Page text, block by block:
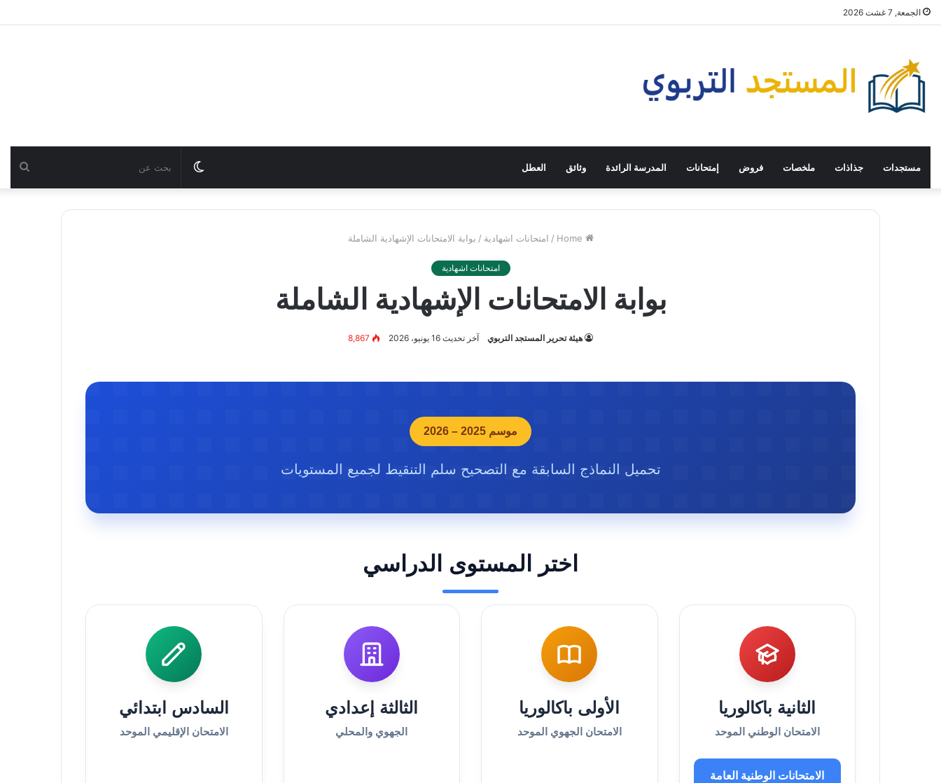
الجمعة, 7 غشت 2026
مستجدات جذاذات ملخصات فروض إمتحانات المدرسة الرائدة وثائق العطل بحث Switch
skin
/ امتحانات اشهادية / بوابة الامتحانات الإشهادية الشاملة
امتحانات اشهادية
بوابة الامتحانات الإشهادية الشاملة
هيئة تحرير المستجد التربوي آخر تحديث 16 يونيو، 2026 8,867
موسم 2025 – 2026
تحميل النماذج السابقة مع التصحيح سلم التنقيط لجميع المستويات
اختر المستوى الدراسي
الثانية باكالوريا
الامتحان الوطني الموحد
الامتحانات الوطنية العامة
الأولى باكالوريا
الامتحان الجهوي الموحد
الثالثة إعدادي
الجهوي والمحلي
السادس ابتدائي
الامتحان الإقليمي الموحد